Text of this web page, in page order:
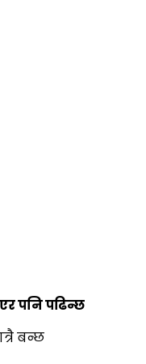
पनि पढिन्छ
बन्छ